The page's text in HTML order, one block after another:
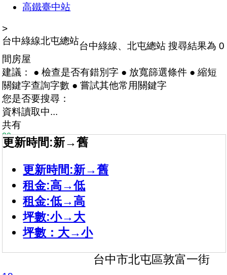
高鐵臺中站
>
台中綠線北屯總站台中綠線、北屯總站 搜尋結果為 0
間房屋
建議： ● 檢查是否有錯別字 ● 放寬篩選條件 ● 縮短
關鍵字查詢字數 ● 嘗試其他常用關鍵字
您是否要搜尋：
資料讀取中...
共有
20
間房屋
更新時間:新→舊
更新時間:新→舊
租金:高→低
租金:低→高
坪數:小→大
坪數：大→小
富宇富好
台中市北屯區敦富一街